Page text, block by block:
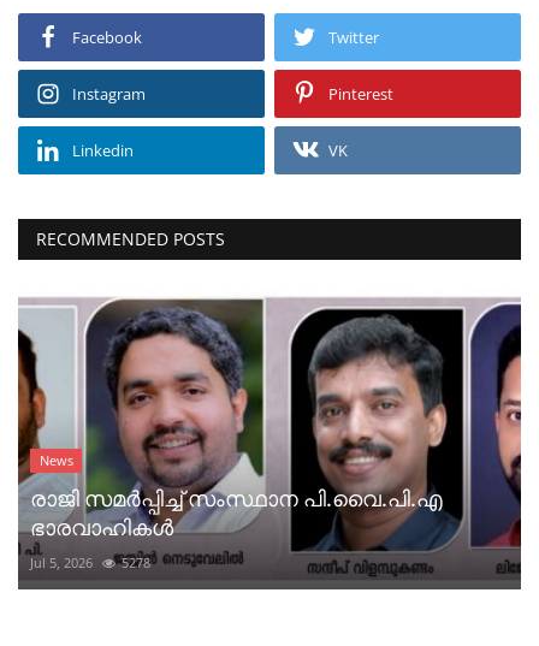
Facebook Twitter
Instagram Pinterest
Linkedin VK
RECOMMENDED POSTS
News
രാജി സമർപ്പിച്ച് സംസ്ഥാന പി.വൈ.പി.എ
ഭാരവാഹികൾ
Jul 5, 2026 5278